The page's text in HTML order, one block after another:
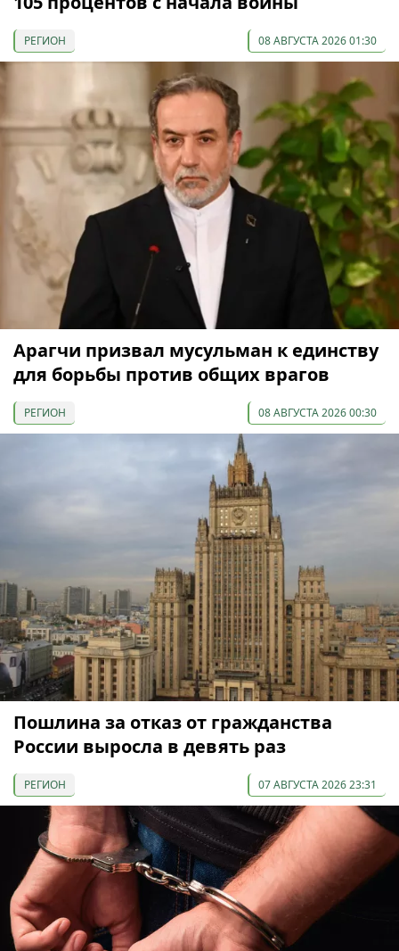
РЕГИОН 08 АВГУСТА 2026 01:30
Арагчи призвал мусульман к единству
для борьбы против общих врагов
РЕГИОН 08 АВГУСТА 2026 00:30
Пошлина за отказ от гражданства
России выросла в девять раз
РЕГИОН 07 АВГУСТА 2026 23:31